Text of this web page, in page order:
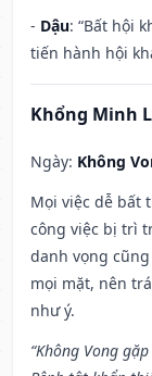
- Dậu: “Bất hội
tiến hành hội
Khổng Minh
Ngày: Không
Mọi việc dễ bất
công việc bị trì
danh vọng
mọi mặt, nên
như ý.
“Không Vong